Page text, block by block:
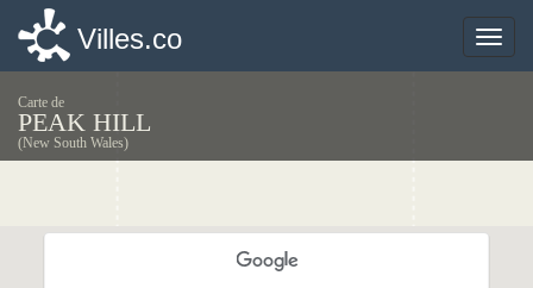
Toggle
Villes.co
Carte de
PEAK HILL
(New South Wales)
Toggle
Villes.co